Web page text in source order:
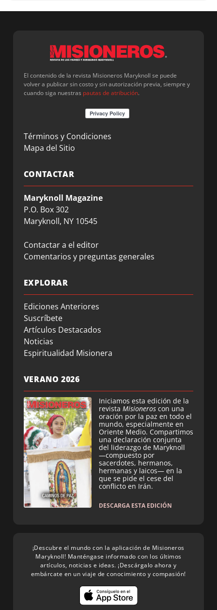
El contenido de la revista Misioneros Maryknoll se puede
volver a publicar sin costo y sin autorización previa, siempre y
cuando siga nuestras pautas de atribución.
Términos y Condiciones
Mapa del Sitio
CONTACTAR
Maryknoll Magazine
P.O. Box 302
Maryknoll, NY 10545
Contactar a el editor
Comentarios y preguntas generales
EXPLORAR
Ediciones Anteriores
Suscríbete
Artículos Destacados
Noticias
Espiritualidad Misionera
VERANO 2026
Iniciamos esta edición de la
revista Misioneros con una
oración por la paz en todo el
mundo, especialmente en
Oriente Medio. Compartimos
una declaración conjunta
del liderazgo de Maryknoll
—compuesto por
sacerdotes, hermanos,
hermanas y laicos— en la
que se pide el cese del
conflicto en Irán.
DESCARGA ESTA EDICIÓN
¡Descubre el mundo con la aplicación de Misioneros
Maryknoll! Manténgase informado con los últimos
artículos, noticias e ideas. ¡Descárgalo ahora y
embárcate en un viaje de conocimiento y compasión!